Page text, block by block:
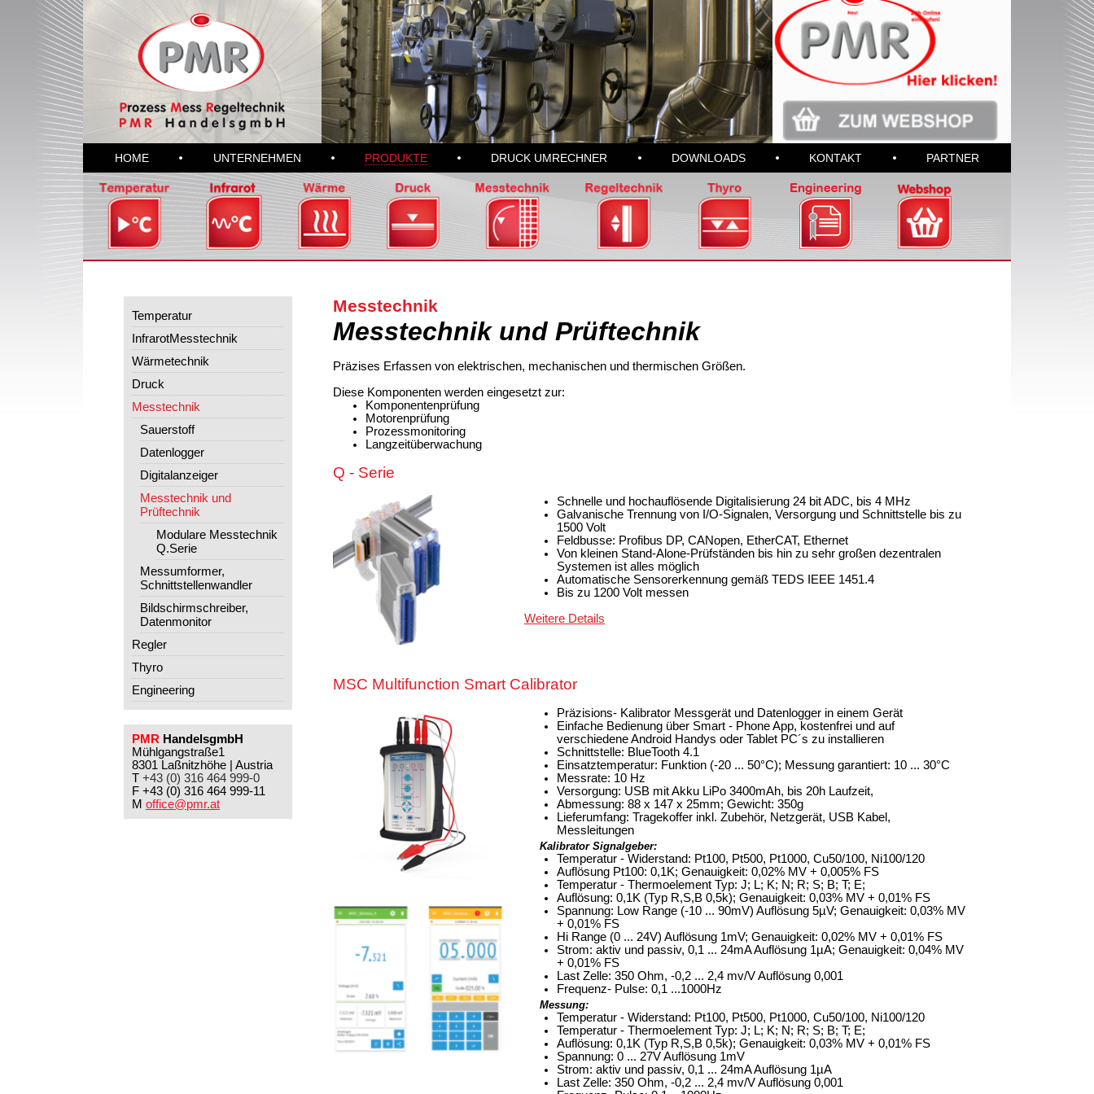
HOME UNTERNEHMEN PRODUKTE DRUCK UMRECHNER DOWNLOADS KONTAKT PARTNER
Temperatur
InfrarotMesstechnik
Wärmetechnik
Druck
Messtechnik
Sauerstoff
Datenlogger
Digitalanzeiger
Messtechnik und
Prüftechnik
Modulare Messtechnik
Q.Serie
Messumformer,
Schnittstellenwandler
Bildschirmschreiber,
Datenmonitor
Regler
Thyro
Engineering
PMR HandelsgmbH
Mühlgangstraße1
8301 Laßnitzhöhe | Austria
T +43 (0) 316 464 999-0
F +43 (0) 316 464 999-11
M office@pmr.at
Messtechnik
Messtechnik und Prüftechnik
Präzises Erfassen von elektrischen, mechanischen und thermischen Größen.
Diese Komponenten werden eingesetzt zur:
Komponentenprüfung
Motorenprüfung
Prozessmonitoring
Langzeitüberwachung
Q - Serie
Schnelle und hochauflösende Digitalisierung 24 bitADC, bis 4 MHz
Galvanische Trennung von I/O-Signalen, Versorgung und Schnittstelle bis zu
1500 Volt
Feldbusse: Profibus DP, CANopen, EtherCAT, Ethernet
Von kleinen Stand-Alone-Prüfständen bis hin zu sehr großen dezentralen
Systemen ist alles möglich
Automatische Sensorerkennung gemäß TEDS IEEE 1451.4
Bis zu 1200 Volt messen
Weitere Details
MSC Multifunction Smart Calibrator
Präzisions- Kalibrator Messgerät und Datenlogger in einem Gerät
Einfache Bedienung über Smart - Phone App, kostenfrei und auf
verschiedene Android Handys oder Tablet PC´s zu installieren
Schnittstelle: BlueTooth 4.1
Einsatztemperatur: Funktion (-20 ... 50°C); Messung garantiert: 10 ... 30°C
Messrate: 10 Hz
Versorgung: USB mit Akku LiPo 3400mAh, bis 20h Laufzeit,
Abmessung: 88 x 147 x 25mm; Gewicht: 350g
Lieferumfang: Tragekoffer inkl. Zubehör, Netzgerät, USB Kabel,
Messleitungen
KalibratorSignalgeber:
Temperatur - Widerstand: Pt100, Pt500, Pt1000, Cu50/100, Ni100/120
Auflösung Pt100: 0,1K; Genauigkeit: 0,02% MV + 0,005% FS
Temperatur - Thermoelement Typ: J; L; K; N; R; S; B; T; E;
Auflösung: 0,1K (Typ R,S,B 0,5k); Genauigkeit: 0,03% MV + 0,01% FS
Spannung: Low Range (-10 ... 90mV) Auflösung 5µV; Genauigkeit: 0,03% MV
+ 0,01% FS
Hi Range (0 ... 24V) Auflösung 1mV; Genauigkeit: 0,02% MV + 0,01% FS
Strom: aktiv und passiv, 0,1 ... 24mA Auflösung 1µA; Genauigkeit: 0,04% MV
+ 0,01% FS
Last Zelle: 350 Ohm, -0,2 ... 2,4 mv/V Auflösung 0,001
Frequenz- Pulse: 0,1 ...1000Hz
Messung:
Temperatur - Widerstand: Pt100, Pt500, Pt1000, Cu50/100, Ni100/120
Temperatur - Thermoelement Typ: J; L; K; N; R; S; B; T; E;
Auflösung: 0,1K (Typ R,S,B 0,5k); Genauigkeit: 0,03% MV + 0,01% FS
Spannung: 0 ... 27V Auflösung 1mV
Strom: aktiv und passiv, 0,1 ... 24mA Auflösung 1µA
Last Zelle: 350 Ohm, -0,2 ... 2,4 mv/V Auflösung 0,001